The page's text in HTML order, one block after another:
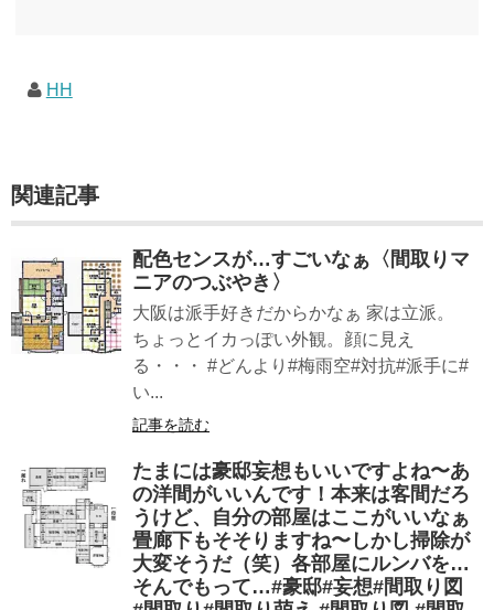
HH
関連記事
配色センスが…すごいなぁ〈間取りマ
ニアのつぶやき〉
大阪は派手好きだからかなぁ 家は立派。
ちょっとイカっぽい外観。顔に見え
る・・・ #どんより#梅雨空#対抗#派手に#
い...
記事を読む
たまには豪邸妄想もいいですよね〜あ
の洋間がいいんです！本来は客間だろ
うけど、自分の部屋はここがいいなぁ
畳廊下もそそりますね〜しかし掃除が
大変そうだ（笑）各部屋にルンバを…
そんでもって…#豪邸#妄想#間取り図